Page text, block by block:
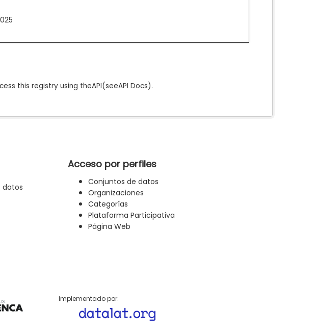
this registry using theAPI(seeAPI Docs).
datos
Acceso por perfiles
Conjuntos de datos
Organizaciones
Categorías
Plataforma Participativa
Página Web
Implementado por: